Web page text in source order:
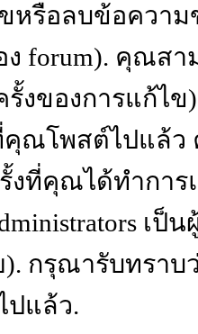
รือลบข้อความ
ง forum). คุณส
รั้งของการแก้ไ
ณโพสต์ไปแล้ว
ที่คุณได้ทำการ
เ
กรุณารับทรา
ปแล้ว.